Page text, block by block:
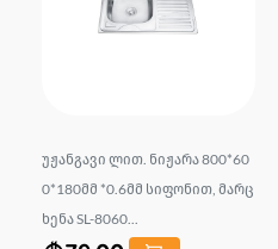
უჟანგავი ლით. ნიჟარა 800*60
0*180მმ *0.6მმ სიფონით, მარც
ხენა SL-8060...